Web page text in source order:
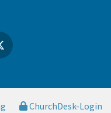
ChurchDesk-Login